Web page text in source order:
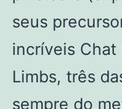
seus
incríveis Chat
Limbs, três
sempre do